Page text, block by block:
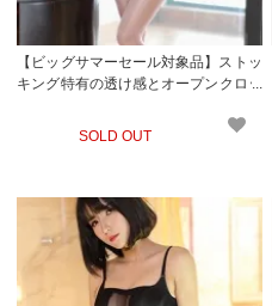
【ビッグサマーセール対象品】ストッ
キング特有の透け感とオープンクロッ
ディストッキング(STOCKING) ピンク
SOLD OUT